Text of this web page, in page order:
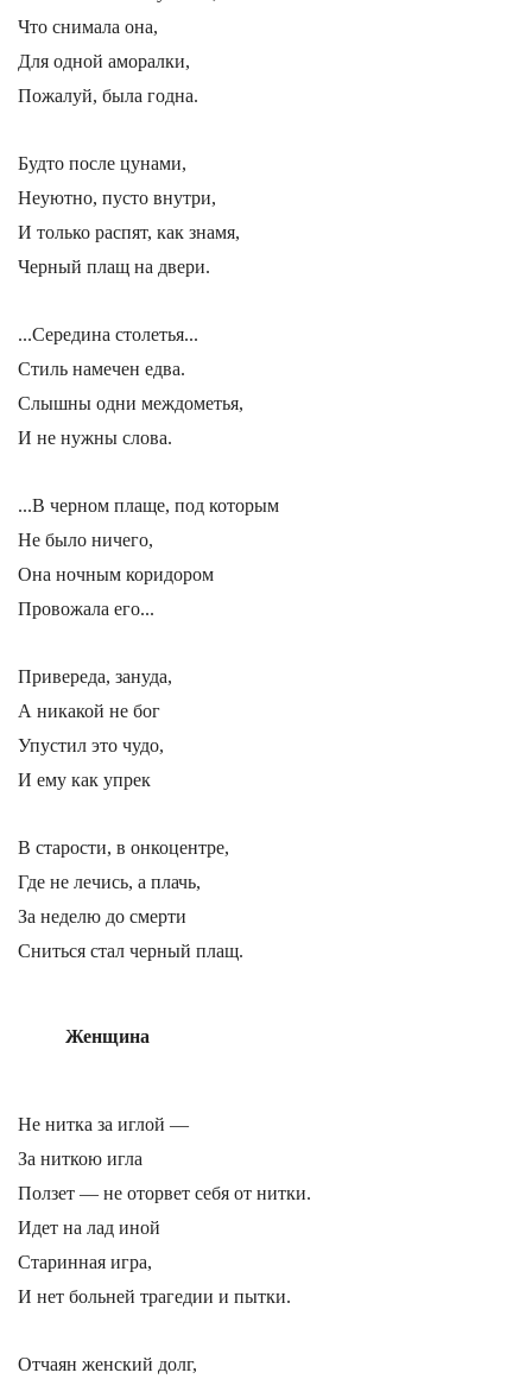
Что снимала она,
Для одной аморалки,
Пожалуй, была годна.
Будто после цунами,
Неуютно, пусто внутри,
И только распят, как знамя,
Черный плащ на двери.
...Середина столетья...
Стиль намечен едва.
Слышны одни междометья,
И не нужны слова.
...В черном плаще, под которым
Не было ничего,
Она ночным коридором
Провожала его...
Привереда, зануда,
А никакой не бог
Упустил это чудо,
И ему как упрек
В старости, в онкоцентре,
Где не лечись, а плачь,
За неделю до смерти
Сниться стал черный плащ.
Женщина
Не нитка за иглой —
За ниткою игла
Ползет — не оторвет себя от нитки.
Идет на лад иной
Старинная игра,
И нет больней трагедии и пытки.
Отчаян женский долг,